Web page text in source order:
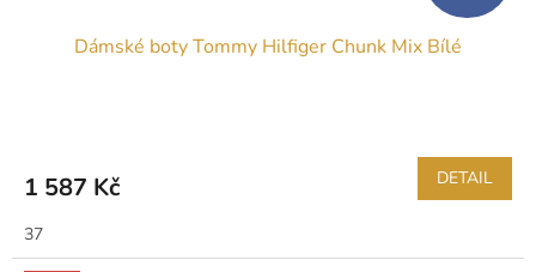
Dámské boty Tommy Hilfiger Chunk Mix Bílé
1 587 Kč DETAIL
37